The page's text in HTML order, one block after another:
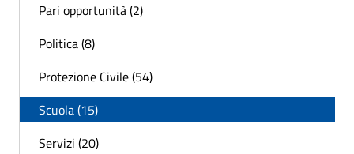
Pari opportunità (2)
Politica (8)
Protezione Civile (54)
Scuola (15)
Servizi (20)